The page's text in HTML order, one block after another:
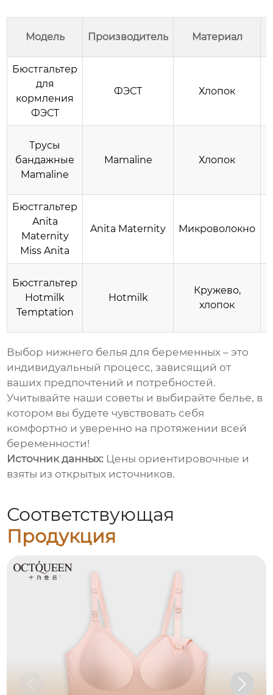
Модель Производитель Материал
Бюстгальтер
для
кормления
ФЭСТ
ФЭСТ Хлопок
Трусы
бандажные
Mamaline
Mamaline Хлопок
Бюстгальтер
Anita
Maternity
Miss Anita
Anita Maternity Микроволокно
Бюстгальтер
Hotmilk
Temptation
Hotmilk
Кружево,
хлопок
Выбор нижнего белья для беременных – это
индивидуальный процесс, зависящий от
ваших предпочтений и потребностей.
Учитывайте наши советы и выбирайте белье, в
котором вы будете чувствовать себя
комфортно и уверенно на протяжении всей
беременности!
Источник данных: Цены ориентировочные и
взяты из открытых источников.
Соответствующая
Продукция